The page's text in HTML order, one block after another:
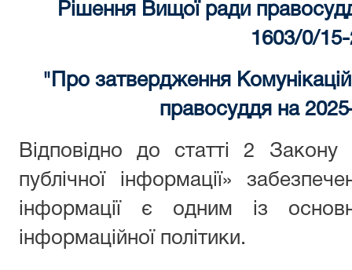
Рішення Вищої ради
1603/0/
" Про затвердження
правосуддя на
Відповідно до статті 2
публічної інформації»
інформації є одним із
інформаційної політики.